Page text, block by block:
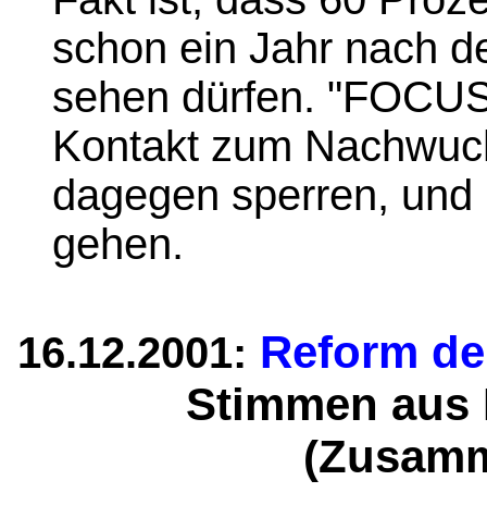
schon ein Jahr nach
sehen dürfen.
Kontakt zum
dagegen sperren,
gehen.
16.12.2001: Reform
Stimmen